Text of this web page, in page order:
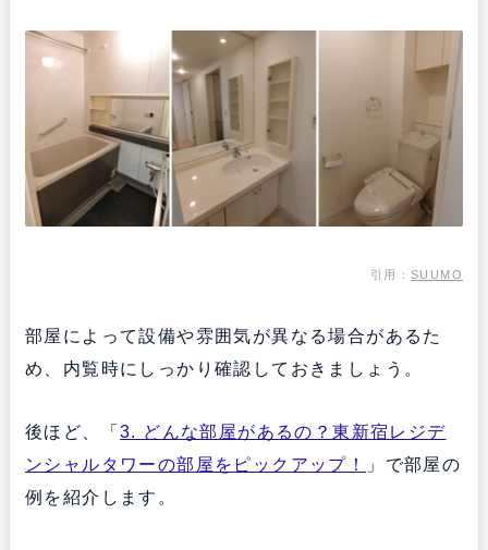
引用：SUUMO
部屋によって設備や雰囲気が異なる場合があるた
め、内覧時にしっかり確認しておきましょう。
後ほど、「 3. どんな部屋があるの？東新宿レジデ
ンシャルタワーの部屋をピックアップ！
」で部屋の
例を紹介します。